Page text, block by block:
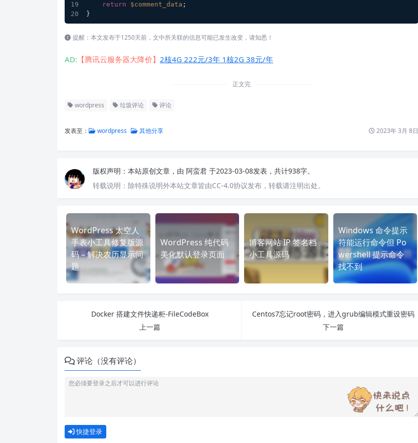
return $comment_data ;
}
提醒：本文发布于1250天前，文中所关联的信息可能已发生改变，请知悉！
AD: 【腾讯云服务器大降价】 2核4G 222元/3年 1核2G 38元/年
正文完
wordpress 垃圾评论 评论
发表至： wordpress 其他分享 2023年 3月 8日
版权声明： 本站原创文章，由 阿蛮君 于2023-03-08发表，共计938字。
转载说明： 除特殊说明外本站文章皆由CC-4.0协议发布，转载请注明出处。
WordPress 太空人
手表小工具修复版源
码 – 解决农历显示问
题
WordPress 纯代码
美化默认登录页面
博客网站 IP 签名档
小工具源码
Windows 命令提示
符能运行命令但 Po
wershell 提示命令
找不到
Docker 搭建文件快递柜-FileCodeBox
上一篇
Centos7忘记root密码，进入grub编辑模式重设密码
下一篇
评论（没有评论）
快捷登录